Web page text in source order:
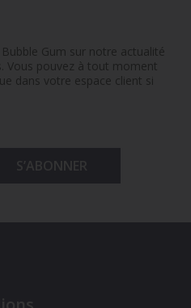
Gum sur notre actualité
Vous pouvez à tout moment
dans votre espace client si